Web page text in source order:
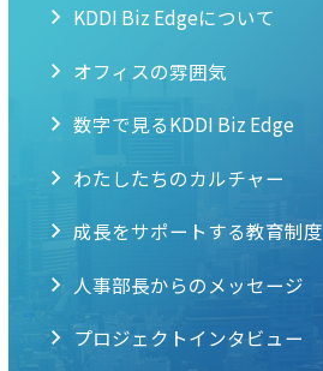
KDDI Biz Edgeについて
オフィスの雰囲気
数字で見るKDDI Biz Edge
わたしたちのカルチャー
成長をサポートする教育制度
人事部長からのメッセージ
プロジェクトインタビュー